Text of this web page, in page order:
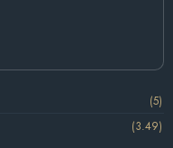
(5)
(3.49)